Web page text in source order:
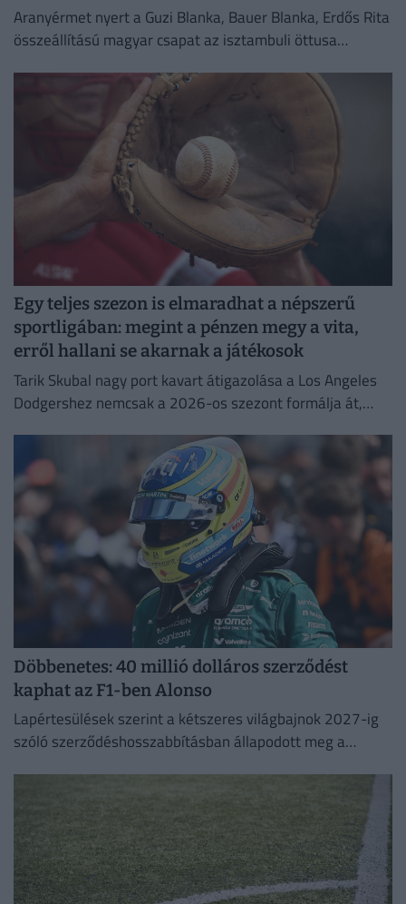
Aranyérmet nyert a Guzi Blanka, Bauer Blanka, Erdős Rita
összeállítású magyar csapat az isztambuli öttusa
Egy teljes szezon is elmaradhat a népszerű
sportligában: megint a pénzen megy a vita,
erről hallani se akarnak a játékosok
Tarik Skubal nagy port kavart átigazolása a Los Angeles
Dodgershez nemcsak a 2026-os szezont formálja át,
Döbbenetes: 40 millió dolláros szerződést
kaphat az F1-ben Alonso
Lapértesülések szerint a kétszeres világbajnok 2027-ig
szóló szerződéshosszabbításban állapodott meg a